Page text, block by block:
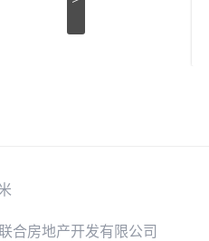
合房地产开发有限公司